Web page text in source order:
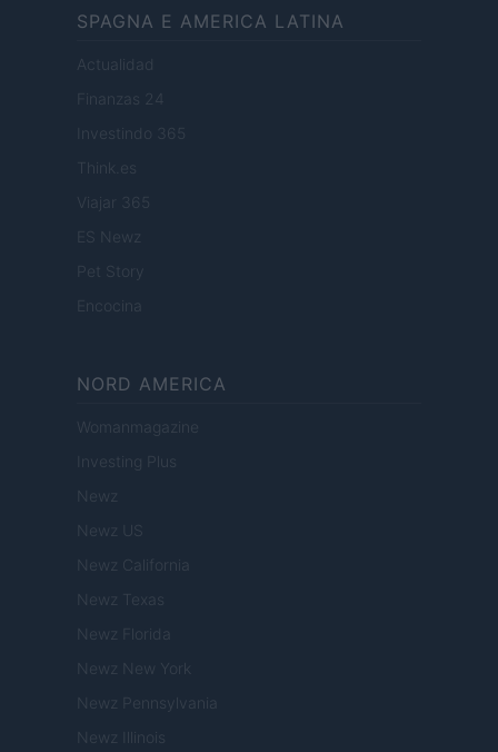
SPAGNA E AMERICA LATINA
Actualidad
Finanzas 24
Investindo 365
Think.es
Viajar 365
ES Newz
Pet Story
Encocina
NORD AMERICA
Womanmagazine
Investing Plus
Newz
Newz US
Newz California
Newz Texas
Newz Florida
Newz New York
Newz Pennsylvania
Newz Illinois